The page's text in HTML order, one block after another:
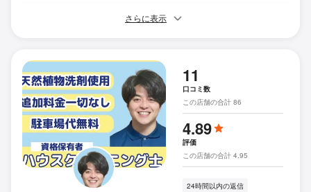
さらに表示
11
口コミ数
この店舗の合計 86
4.89
評価
この店舗の合計 4.95
24時間以内の返信